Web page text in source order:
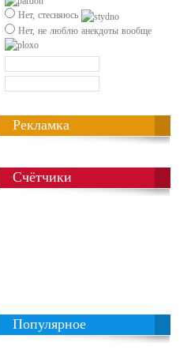
Нет, стесняюсь
Нет, не люблю анекдоты вообще
Рекламка
Счётчики
Популярное